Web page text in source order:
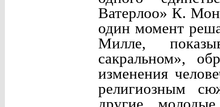
Ватерлоо» К.
один момент
Милле,
сакральном»,
изменения
религиозным